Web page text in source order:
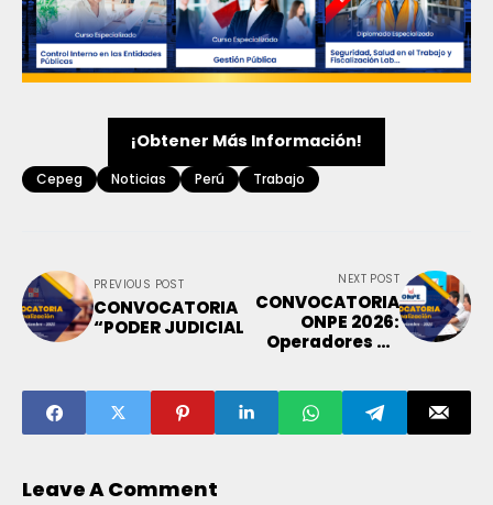
¡obtener Más Información!
Cepeg Noticias Perú Trabajo
PREVIOUS POST
CONVOCATORIA
“PODER JUDICIAL
NEXT POST
CONVOCATORIA
ONPE 2026:
Operadores de
Leave A Comment